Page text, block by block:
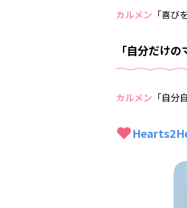
カルメン 「喜び
「自分だけ
カルメン 「自